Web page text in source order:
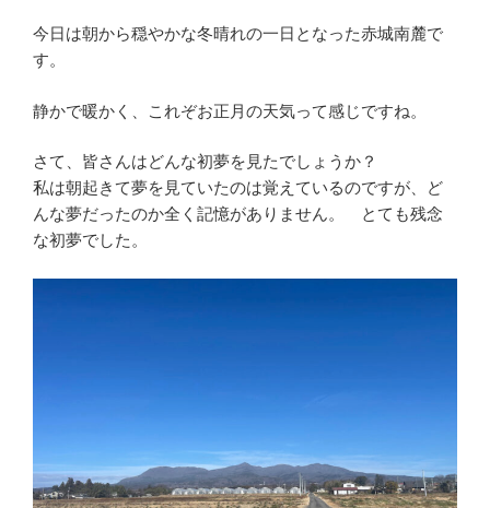
今日は朝から穏やかな冬晴れの一日となった赤城南麓で
す。
静かで暖かく、これぞお正月の天気って感じですね。
さて、皆さんはどんな初夢を見たでしょうか？
私は朝起きて夢を見ていたのは覚えているのですが、ど
んな夢だったのか全く記憶がありません。 とても残念
な初夢でした。